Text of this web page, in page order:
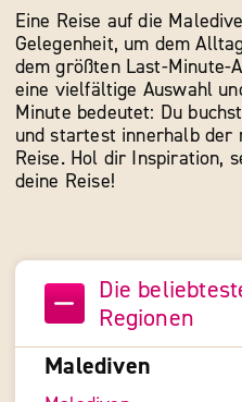
Eine Reise auf die
Gelegenheit, um dem
dem größten Last-Minute-
eine vielfältige Auswahl
Minute bedeutet: Du
und startest innerhalb der
Reise. Hol dir Inspiration,
deine Reise!
Die
Regionen
Malediven